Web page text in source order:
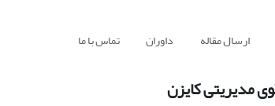
ارسال مقاله داوران تماس با ما
مدیریتی کایزن